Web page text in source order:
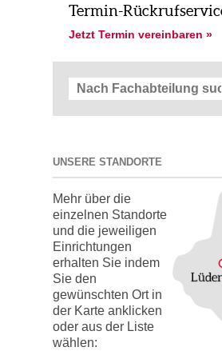
Termin-
Jetzt Termin vereinbaren »
UNSERE STANDORTE
Mehr über die
einzelnen Standorte
und die jeweiligen
Einrichtungen
erhalten Sie indem
Sie den
gewünschten Ort in
der Karte anklicken
oder aus der Liste
wählen: